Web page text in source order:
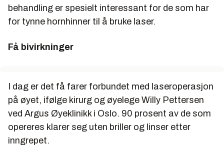
behandling er spesielt interessant for de som har
for tynne hornhinner til å bruke laser.
Få bivirkninger
I dag er det få farer forbundet med laseroperasjon
på øyet, ifølge kirurg og øyelege Willy Pettersen
ved Argus Øyeklinikk i Oslo. 90 prosent av de som
opereres klarer seg uten briller og linser etter
inngrepet.